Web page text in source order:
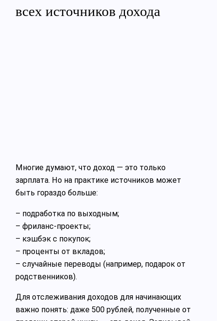
всех источников дохода
Многие думают, что доход — это только
зарплата. Но на практике источников может
быть гораздо больше:
– подработка по выходным;
– фриланс-проекты;
– кэшбэк с покупок;
– проценты от вкладов;
– случайные переводы (например, подарок от
родственников).
Для отслеживания доходов для начинающих
важно понять: даже 500 рублей, полученные от